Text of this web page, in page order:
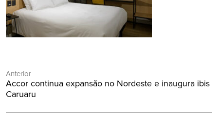
de
Post
Anterior
Post
Anterior:
Accor continua expansão no Nordeste e inaugura ibis
Caruaru